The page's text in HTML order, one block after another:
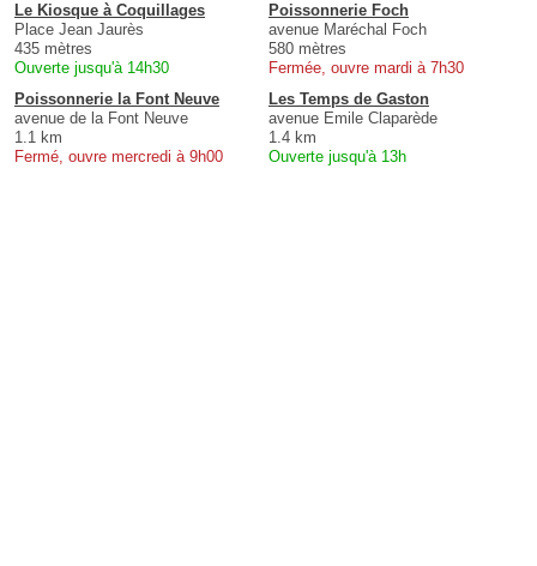
Le Kiosque à Coquillages
Place Jean Jaurès
435 mètres
Ouverte jusqu'à 14h30
Poissonnerie Foch
avenue Maréchal Foch
580 mètres
Fermée, ouvre mardi à 7h30
Poissonnerie la Font Neuve
avenue de la Font Neuve
1.1 km
Fermé, ouvre mercredi à 9h00
Les Temps de Gaston
avenue Emile Claparède
1.4 km
Ouverte jusqu'à 13h